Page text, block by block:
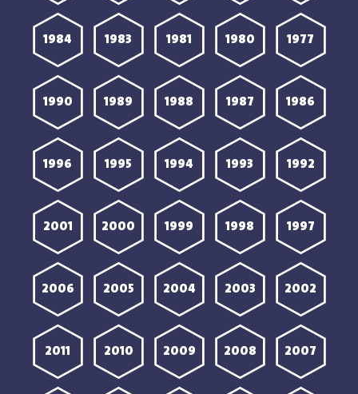
1977
1980
1981
1983
1984
1986
1987
1988
1989
1990
1992
1993
1994
1995
1996
1997
1998
1999
2000
2001
2002
2003
2004
2005
2006
2007
2008
2009
2010
2011